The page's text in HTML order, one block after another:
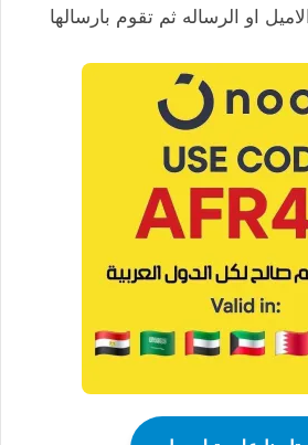
او الرساله ثم تقوم بارسالها